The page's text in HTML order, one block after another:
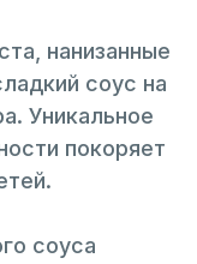
нанизанные
соус на
Уникальное
покоряет
соуса